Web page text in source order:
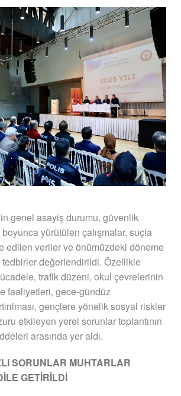
genel asayiş durumu, güvenlik
yürütülen çalışmalar, suçla
edilen veriler ve önümüzdeki döneme
değerlendirildi. Özellikle
trafik düzeni, okul çevrelerinin
faaliyetleri, gece-gündüz
gençlere yönelik sosyal riskler
etkileyen yerel sorunlar toplantının
arasında yer aldı.
SORUNLAR MUHTARLAR
GETİRİLDİ